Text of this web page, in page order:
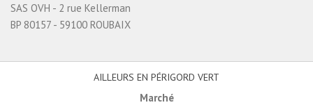
SAS OVH - 2 rue Kellerman
BP 80157 - 59100 ROUBAIX
AILLEURS EN PÉRIGORD VERT
Marché